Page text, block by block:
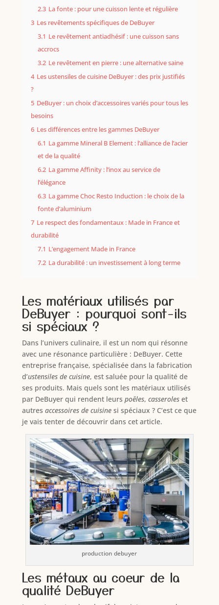
2.3 La fonte : pour une cuisson lente et régulière
3 Les revêtements spécifiques de DeBuyer
3.1 Le revêtement antiadhésif : une cuisson sans
accrocs
3.2 Le revêtement en pierre : une alternative saine
4 Les ustensiles de cuisine DeBuyer : des prix justifiés
?
5 DeBuyer : un choix d’accessoires variés pour tous les
besoins
6 Les différences entre les gammes DeBuyer
6.1 La gamme Mineral B Element : l’alliance de l’acier
et de la qualité
6.2 La gamme Affinity : l’inox au service de
l’élégance
6.3 La gamme Choc Resto Induction : le choix de la
fonte d’aluminium
7 Le respect des fondamentaux : Made in France et
durabilité
7.1 L’engagement Made in France
7.2 La durabilité : un investissement à long terme
Les matériaux utilisés par
DeBuyer : pourquoi sont-ils
si spéciaux ?
Dans l’univers culinaire, il est un nom qui résonne
avec une résonance particulière : DeBuyer. Cette
entreprise française, spécialisée dans la fabrication
d’ustensiles de cuisine, est saluée pour la qualité de
ses produits. Mais quels sont les matériaux utilisés
par DeBuyer qui rendent leurs poêles, casseroleset
autres accessoires de cuisinesi spéciaux ? C’est ce que
je vais tenter de découvrir dans cet article.
production debuyer
Les métaux au coeur de la
qualité DeBuyer